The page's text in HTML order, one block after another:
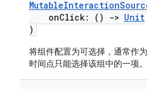
onClick: ()
-> Unit
)
将组件配置为可选择，通常作
时间点只能选择该组中的一项。